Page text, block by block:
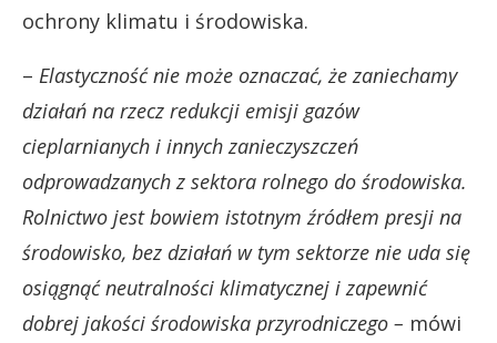
ochrony klimatu i środowiska.
– Elastyczność nie może oznaczać, że zaniechamy
działań na rzecz redukcji emisji gazów
cieplarnianych i innych zanieczyszczeń
odprowadzanych z sektora rolnego do środowiska.
Rolnictwo jest bowiem istotnym źródłem presji na
środowisko, bez działań w tym sektorze nie uda się
osiągnąć neutralności klimatycznej i zapewnić
dobrej jakości środowiska przyrodniczego – mówi